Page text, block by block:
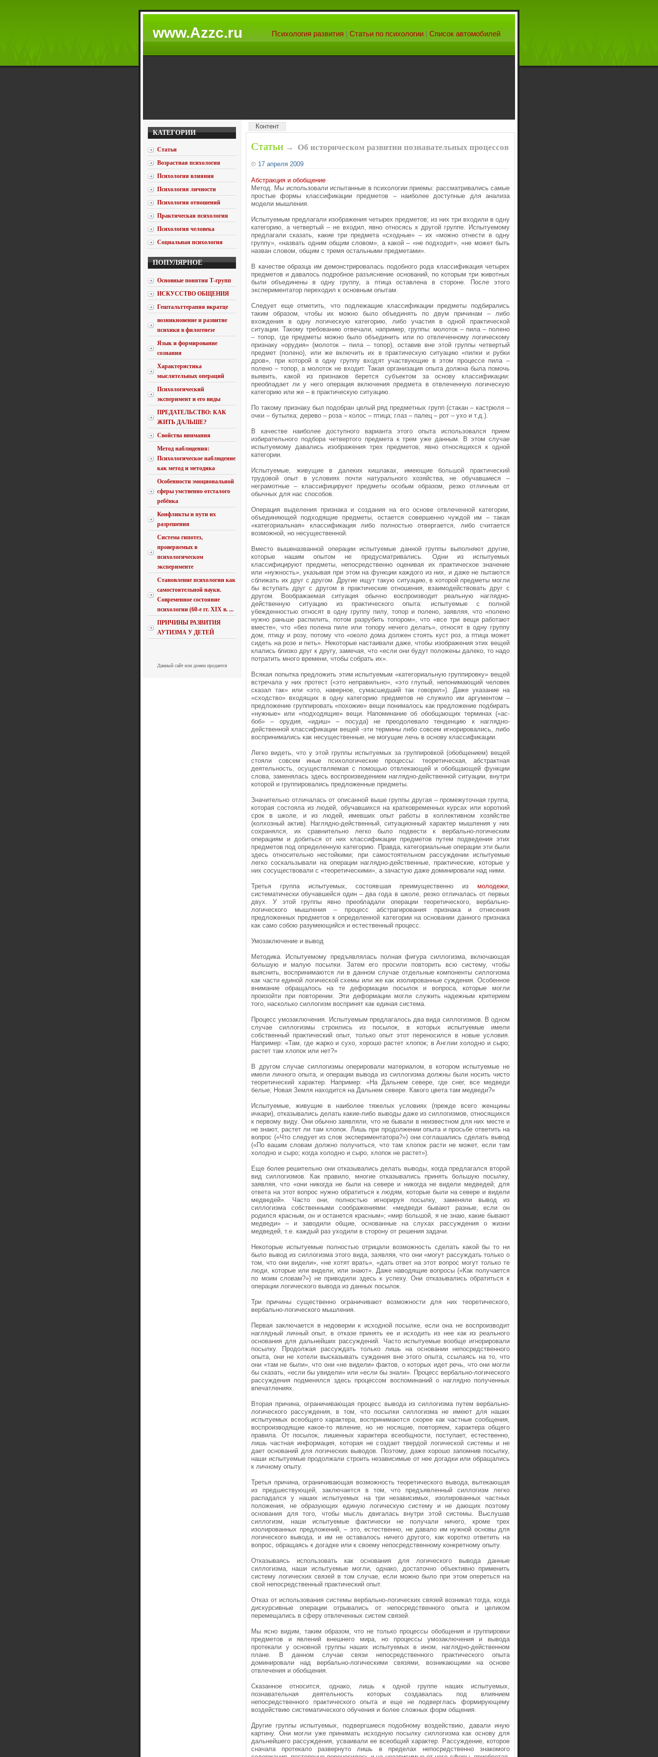
www.Azzc.ru Психология развития | Статьи по психологии | Список автомобилей
КАТЕГОРИИ
Статьи
Возрастная психология
Психология влияния
Психология личности
Психология отношений
Практическая психология
Психология человека
Социальная психология
ПОПУЛЯРНОЕ
Основные понятия Т-групп
ИСКУССТВО ОБЩЕНИЯ
Гештальттерапия вкратце
возникновение и развитие
психики в филогенезе
Язык и формирование
сознания
Характеристика
мыслительных операций
Психологический
эксперимент и его виды
ПРЕДАТЕЛЬСТВО: КАК
ЖИТЬ ДАЛЬШЕ?
Свойства внимания
Метод наблюдения:
Психологическое наблюдение
как метод и методика
Особенности эмоциональной
сферы умственно отсталого
ребёнка
Конфликты и пути их
разрешения
Система гипотез,
проверяемых в
психологическом
эксперименте
Становление психологии как
самостоятельной науки.
Современное состояние
психологии (60-е гг. XIX в. ...
ПРИЧИНЫ РАЗВИТИЯ
АУТИЗМА У ДЕТЕЙ
Данный сайт или домен продается
Контент
Статьи → Об историческом развитии познавательных процессов
17 апреля 2009
Абстракция и обобщение
Метод. Мы использовали испытанные в психологии приемы: рассматривались самые
простые формы классификации предметов – наиболее доступные для анализа
модели мышления.
Испытуемым предлагали изображения четырех предметов; из них три входили в одну
категорию, а четвертый – не входил, явно относясь к другой группе. Испытуемому
предлагали сказать, какие три предмета «сходные» – их «можно отнести в одну
группу», «назвать одним общим словом», а какой – «не подходит», «не может быть
назван словом, общим с тремя остальными предметами».
В качестве образца им демонстрировалась подобного рода классификация четырех
предметов и давалось подробное разъяснение оснований, по которым три животных
были объединены в одну группу, а птица оставлена в стороне. После этого
экспериментатор переходил к основным опытам.
Следует еще отметить, что подлежащие классификации предметы подбирались
таким образом, чтобы их можно было объединять по двум причинам – либо
вхождения в одну логическую категорию, либо участия в одной практической
ситуации. Такому требованию отвечали, например, группы: молоток – пила – полено
– топор, где предметы можно было объединить или по отвлеченному логическому
признаку «орудия» (молоток – пила – топор), оставив вне этой группы четвертый
предмет (полено), или же включить их в практическую ситуацию «пилки и рубки
дров», при которой в одну группу входят участвующие в этом процессе пила –
полено – топор, а молоток не входит. Такая организация опыта должна была помочь
выявить, какой из признаков берется субъектом за основу классификации:
преобладает ли у него операция включения предмета в отвлеченную логическую
категорию или же – в практическую ситуацию.
По такому признаку был подобран целый ряд предметных групп (стакан – кастрюля –
очки – бутылка; дерево – роза – колос – птица; глаз – палец – рот – ухо и т.д.).
В качестве наиболее доступного варианта этого опыта использовался прием
избирательного подбора четвертого предмета к трем уже данным. В этом случае
испытуемому давались изображения трех предметов, явно относящихся к одной
категории.
Испытуемые, живущие в далеких кишлаках, имеющие большой практический
трудовой опыт в условиях почти натурального хозяйства, не обучавшиеся –
неграмотные – классифицируют предметы особым образом, резко отличным от
обычных для нас способов.
Операция выделения признака и создания на его основе отвлеченной категории,
объединяющей подходящие предметы, остается совершенно чуждой им – такая
«категориальная» классификация либо полностью отвергается, либо считается
возможной, но несущественной.
Вместо вышеназванной операции испытуемые данной группы выполняют другие,
которые нашим опытом не предусматривались. Одни из испытуемых
классифицируют предметы, непосредственно оценивая их практическое значение
или «нужность», указывая при этом на функции каждого из них, и даже не пытаются
сближать их друг с другом. Другие ищут такую ситуацию, в которой предметы могли
бы вступать друг с другом в практические отношения, взаимодействовать друг с
другом. Воображаемая ситуация обычно воспроизводит реальную наглядно-
действенную ситуацию из практического опыта: испытуемые с полной
убежденностью относят в одну группу пилу, топор и полено, заявляя, что «полено
нужно раньше распилить, потом разрубить топором», что «все три вещи работают
вместе», что «без полена пиле или топору нечего делать», относят в одну группу
дом, птицу и розу, потому что «около дома должен стоять куст роз, а птица может
сидеть на розе и петь». Некоторые настаивали даже, чтобы изображения этих вещей
клались близко друг к другу, замечая, что «если они будут положены далеко, то надо
потратить много времени, чтобы собрать их».
Всякая попытка предложить этим испытуемым «категориальную группировку» вещей
встречала у них протест («это неправильно», «это глупый, непонимающий человек
сказал так» или «это, наверное, сумасшедший так говорил»). Даже указание на
«сходство» входящих в одну категорию предметов не служило им аргументом –
предложение группировать «похожие» вещи понималось как предложение подбирать
«нужные» или «подходящие» вещи. Напоминание об обобщающих терминах («ас-
боб» – орудия, «идиш» – посуда) не преодолевало тенденцию к наглядно-
действенной классификации вещей -эти термины либо совсем игнорировались, либо
воспринимались как несущественные, не могущие лечь в основу классификации.
Легко видеть, что у этой группы испытуемых за группировкой (обобщением) вещей
стояли совсем иные психологические процессы: теоретическая, абстрактная
деятельность, осуществляемая с помощью отвлекающей и обобщающей функции
слова, заменялась здесь воспроизведением наглядно-действенной ситуации, внутри
которой и группировались предложенные предметы.
Значительно отличалась от описанной выше группы другая – промежуточная группа,
которая состояла из людей, обучавшихся на кратковременных курсах или короткий
срок в школе, и из людей, имевших опыт работы в коллективном хозяйстве
(колхозный актив). Наглядно-действенный, ситуационный характер мышления у них
сохранялся, их сравнительно легко было подвести к вербально-логическим
операциям и добиться от них классификации предметов путем подведения этих
предметов под определенную категорию. Правда, категориальные операции эти были
здесь относительно нестойкими; при самостоятельном рассуждении испытуемые
легко соскальзывали на операции наглядно-действенные, практические, которые у
них сосуществовали с «теоретическими», а зачастую даже доминировали над ними.
Третья группа испытуемых, состоявшая преимущественно из молодежи,
систематически обучавшейся один – два года в школе, резко отличалась от первых
двух. У этой группы явно преобладали операции теоретического, вербально-
логического мышления – процесс абстрагирования признака и отнесения
предложенных предметов к определенной категории на основании данного признака
как само собою разумеющийся и естественный процесс.
Умозаключение и вывод
Методика. Испытуемому предъявлялась полная фигура силлогизма, включающая
большую и малую посылки. Затем его просили повторить всю систему, чтобы
выяснить, воспринимаются ли в данном случае отдельные компоненты силлогизма
как части единой логической схемы или же как изолированные суждения. Особенное
внимание обращалось на те деформации посылок и вопроса, которые могли
произойти при повторении. Эти деформации могли служить надежным критерием
того, насколько силлогизм воспринят как единая система.
Процесс умозаключения. Испытуемым предлагалось два вида силлогизмов. В одном
случае силлогизмы строились из посылок, в которых испытуемые имели
собственный практический опыт, только опыт этот переносился в новые условия.
Например: «Там, где жарко и сухо, хорошо растет хлопок; в Англии холодно и сыро;
растет там хлопок или нет?»
В другом случае силлогизмы оперировали материалом, в котором испытуемые не
имели личного опыта, и операции вывода из силлогизма должны были носить чисто
теоретический характер. Например: «На Дальнем севере, где снег, все медведи
белые; Новая Земля находится на Дальнем севере. Какого цвета там медведи?»
Испытуемые, живущие в наиболее тяжелых условиях (прежде всего женщины
ичкари), отказывались делать какие-либо выводы даже из силлогизмов, относящихся
к первому виду. Они обычно заявляли, что не бывали в неизвестном для них месте и
не знают, растет ли там хлопок. Лишь при продолжении опыта и просьбе ответить на
вопрос («Что следует из слов экспериментатора?») они соглашались сделать вывод
(«По вашим словам должно получиться, что там хлопок расти не может, если там
холодно и сыро; когда холодно и сыро, хлопок не растет»).
Еще более решительно они отказывались делать выводы, когда предлагался второй
вид силлогизмов. Как правило, многие отказывались принять большую посылку,
заявляя, что «они никогда не были на севере и никогда не видели медведей; для
ответа на этот вопрос нужно обратиться к людям, которые были на севере и видели
медведей». Часто они, полностью игнорируя посылку, заменяли вывод из
силлогизма собственными соображениями: «медведи бывают разные, если он
родился красным, он и останется красным»; «мир большой, я не знаю, какие бывают
медведи» – и заводили общие, основанные на слухах рассуждения о жизни
медведей, т.е. каждый раз уходили в сторону от решения задачи.
Некоторые испытуемые полностью отрицали возможность сделать какой бы то ни
было вывод из силлогизма этого вида, заявляя, что они «могут рассуждать только о
том, что они видели», «не хотят врать», «дать ответ на этот вопрос могут только те
люди, которые или видели, или знают». Даже наводящие вопросы («Как получается
по моим словам?») не приводили здесь к успеху. Они отказывались обратиться к
операции логического вывода из данных посылок.
Три причины существенно ограничивают возможности для них теоретического,
вербально-логического мышления.
Первая заключается в недоверии к исходной посылке, если она не воспроизводит
наглядный личный опыт, в отказе принять ее и исходить из нее как из реального
основания для дальнейших рассуждений. Часто испытуемые вообще игнорировали
посылку. Продолжая рассуждать только лишь на основании непосредственного
опыта, они не хотели высказывать суждения вне этого опыта, ссылаясь на то, что
они «там не были», что они «не видели» фактов, о которых идет речь, что они могли
бы сказать, «если бы увидели» или «если бы знали». Процесс вербально-логического
рассуждения подменялся здесь процессом воспоминаний о наглядно полученных
впечатлениях.
Вторая причина, ограничивающая процесс вывода из силлогизма путем вербально-
логического рассуждения, в том, что посылки силлогизма не имеют для наших
испытуемых всеобщего характера, воспринимаются скорее как частные сообщения,
воспроизводящие какое-то явление, но не носящие, повторяем, характера общего
правила. От посылок, лишенных характера всеобщности, поступает, естественно,
лишь частная информация, которая не создает твердой логической системы и не
дает оснований для логических выводов. Поэтому, даже хорошо запомнив посылку,
наши испытуемые продолжали строить независимые от нее догадки или обращались
к личному опыту.
Третья причина, ограничивающая возможность теоретического вывода, вытекающая
из предшествующей, заключается в том, что предъявленный силлогизм легко
распадался у наших испытуемых на три независимых, изолированных частных
положения, не образующих единую логическую систему и не дающих поэтому
основания для того, чтобы мысль двигалась внутри этой системы. Выслушав
силлогизм, наши испытуемые фактически не получали ничего, кроме трех
изолированных предложений, – это, естественно, не давало им нужной основы для
логического вывода, и им не оставалось ничего другого, как коротко ответить на
вопрос, обращаясь к догадке или к своему непосредственному конкретному опыту.
Отказываясь использовать как основания для логического вывода данные
силлогизма, наши испытуемые могли, однако, достаточно объективно применить
систему логических связей в том случае, если можно было при этом опереться на
свой непосредственный практический опыт.
Отказ от использования системы вербально-логических связей возникал тогда, когда
дискурсивные операции отрывались от непосредственного опыта и целиком
перемещались в сферу отвлеченных систем связей.
Мы ясно видим, таким образом, что не только процессы обобщения и группировки
предметов и явлений внешнего мира, но процессы умозаключения и вывода
протекали у основной группы наших испытуемых в ином, наглядно-действенном
плане. В данном случае связи непосредственного практического опыта
доминировали над вербально-логическими связями, возникающими на основе
отвлечения и обобщения.
Сказанное относится, однако, лишь к одной группе наших испытуемых,
познавательная деятельность которых создавалась под влиянием
непосредственного практического опыта и еще не подверглась формирующему
воздействию систематического обучения и более сложных форм общения.
Другие группы испытуемых, подвергшиеся подобному воздействию, давали иную
картину. Они могли уже принимать исходную посылку силлогизма как основу для
дальнейшего рассуждения, усваивали ее всеобщий характер. Рассуждение, которое
сначала протекало развернуто лишь в пределах непосредственно знакомого